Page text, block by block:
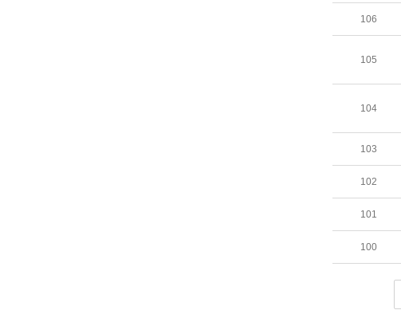
106
105
104
103
102
101
100